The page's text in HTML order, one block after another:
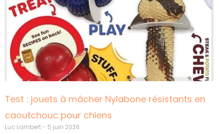
Test : jouets à mâcher Nylabone résistants en
caoutchouc pour chiens
Luc Lambert 5 juin 2026